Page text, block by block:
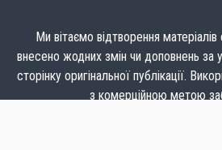
Ми вітаємо відтворення
внесено жодних змін чи доповнень за
сторінку оригінальної публікації.
з комерційною метою